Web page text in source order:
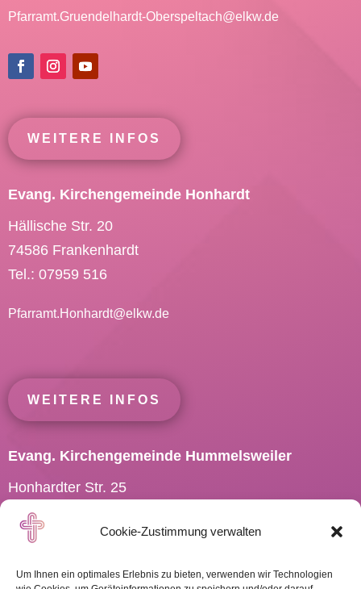
Cookie-Zustimmung verwalten
Um Ihnen ein optimales Erlebnis zu bieten, verwenden wir Technologien
Pfarramt.Gruendelhardt-Oberspeltach@elkw.de
WEITERE INFOS
Evang. Kirchengemeinde Honhardt
Hällische Str. 20
74586 Frankenhardt
Tel.: 07959 516
Pfarramt.Honhardt@elkw.de
WEITERE INFOS
Evang. Kirchengemeinde Hummelsweiler
Honhardter Str. 25
73494 Rosenberg
Tel.: 07967 701910
Pfarramt.Hummelsweiler@elkw.de